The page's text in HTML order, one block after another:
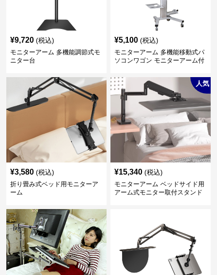
¥9,720 (税込)
モニターアーム 多機能調節式モ
ニター台
¥5,100 (税込)
モニターアーム 多機能移動式パ
ソコンワゴン モニターアーム付
¥3,580 (税込)
折り畳み式ベッド用モニターア
ーム
人気
¥15,340 (税込)
モニターアーム ベッドサイド用
アーム式モニター取付スタンド